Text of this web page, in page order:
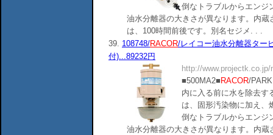
倒なトラブルからエンジ
油水分離器の大きさが異なります。内
は、100時間前後です。別名セジメ. . .
39. 108748/RACOR/レイコー油水分離器ター
付)...89232円
http://
■500MA2■ RACOR/
内に入る前に水を除去す
は、固形汚染物に加え、
倒なトラブルからエンジ
油水分離器の大きさが異なります。内